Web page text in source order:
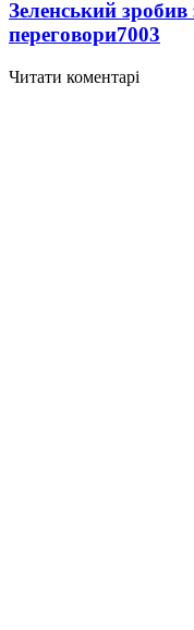
Зеленський
переговори7003
Читати коментарі